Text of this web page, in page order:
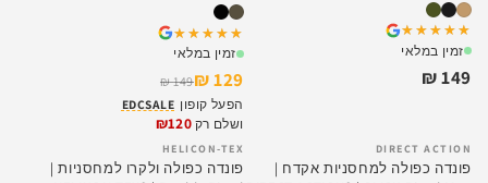
★★★★★
★★★★★
זמין במלאי
149 ₪
magazine pouch
★★★★★
★★★★★
זמין במלאי
129 ₪
149 ₪
הפעל קופון EDCSALE
ושלם רק ₪120
DIRECT ACTION
פונדה כפולה למחסניות אקדח |
SALE
HELICON-TEX
פונדה כפולה ולקרו למחסניות |